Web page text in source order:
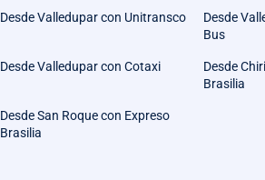
Desde Valledupar con Unitransco
Desde
Bus
Desde Valledupar con Cotaxi
Desde
Brasilia
Desde San Roque con Expreso
Brasilia